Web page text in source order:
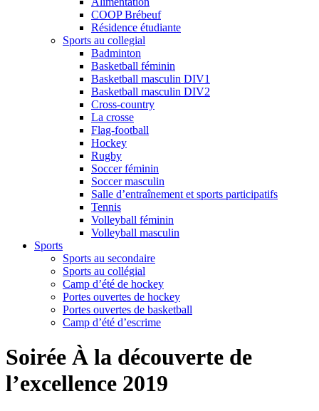
COOP Brébeuf
Résidence étudiante
Sports au collegial
Badminton
Basketball féminin
Basketball masculin DIV1
Basketball masculin DIV2
Cross-country
La crosse
Flag-football
Hockey
Rugby
Soccer féminin
Soccer masculin
Salle d’entraînement et sports participatifs
Tennis
Volleyball féminin
Volleyball masculin
Sports
Sports au secondaire
Sports au collégial
Camp d’été de hockey
Portes ouvertes de hockey
Portes ouvertes de basketball
Camp d’été d’escrime
Soirée À la découverte de
l’excellence 2019